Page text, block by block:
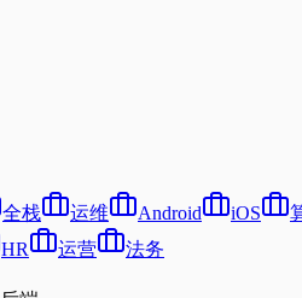
全栈 运维 Android iOS
HR 运营
法务